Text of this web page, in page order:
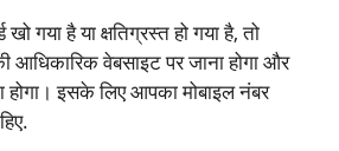
गया है या क्षतिग्रस्त हो गया है, तो
वेबसाइट पर जाना होगा और
होगा। इसके लिए आपका मोबाइल नंबर